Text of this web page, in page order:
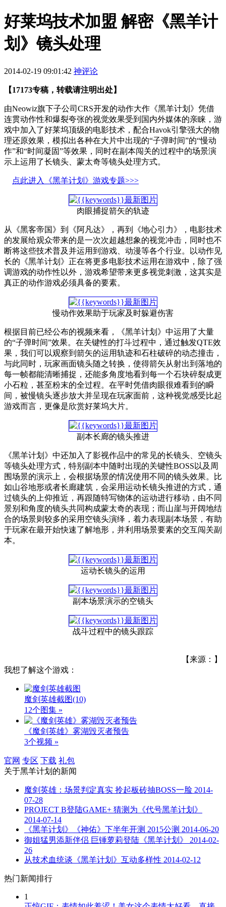
好莱坞技术加盟 解密《黑羊计
划》镜头处理
2014-02-19 09:01:42 神评论
【17173专稿，转载请注明出处】
由Neowiz旗下子公司CRS开发的动作大作《黑羊计划》凭借
连贯动作性和爆裂夸张的视觉效果受到国内外媒体的亲睐，游
戏中加入了好莱坞顶级的电影技术，配合Havok引擎强大的物
理还原效果，模拟出各种在大片中出现的“子弹时间”的“慢动
作”和“时间凝固”等效果，同时在副本闯关的过程中的场景演
示上运用了长镜头、蒙太奇等镜头处理方式。
点此进入《黑羊计划》游戏专题>>>
肉眼捕捉箭矢的轨迹
从《黑客帝国》到《阿凡达》，再到《地心引力》，电影技术
的发展给观众带来的是一次次超越想象的视觉冲击，同时也不
断将这些技术普及并运用到游戏、动漫等各个行业。以动作见
长的《黑羊计划》正在将更多电影技术运用在游戏中，除了强
调游戏的动作性以外，游戏希望带来更多视觉刺激，这其实是
真正的动作游戏必须具备的要素。
慢动作效果助于玩家及时躲避伤害
根据目前已经公布的视频来看，《黑羊计划》中运用了大量
的“子弹时间”效果。在关键性的打斗过程中，通过触发QTE效
果，我们可以观察到箭矢的运用轨迹和石柱破碎的动态撞击，
与此同时，玩家画面镜头随之转换，使得箭矢从射出到落地的
每一帧都能清晰捕捉，还能多角度地看到每一个石块碎裂成更
小石粒，甚至粉末的全过程。在平时凭借肉眼很难看到的瞬
间，被慢镜头逐步放大并呈现在玩家面前，这种视觉感受比起
游戏而言，更像是欣赏好莱坞大片。
副本长廊的镜头推进
《黑羊计划》中还加入了影视作品中的常见的长镜头、空镜头
等镜头处理方式，特别副本中随时出现的关键性BOSS以及周
围场景的演示上，会根据场景的情况使用不同的镜头效果。比
如山谷地形或者长廊建筑，会采用运动长镜头推进的方式，通
过镜头的上仰推近，再跟随特写物体的运动进行移动，由不同
景别和角度的镜头共同构成蒙太奇的表现；而山崖与开阔地结
合的场景则较多的采用空镜头演绎，着力表现副本场景，有助
于玩家在最开始快速了解地形，并利用场景要素的交互闯关副
本。
运动长镜头的运用
副本场景演示的空镜头
战斗过程中的镜头跟踪
【来源：】
我想了解这个游戏：
魔剑英雄截图(10)
12个图集 »
《魔剑英雄》雾湖毁灭者预告
3个视频 »
官网 专区 下载 礼包
关于黑羊计划 的新闻
魔剑英雄：场景判定真实 拎起板砖抽BOSS一脸 2014-
07-28
PROJECT B登陆GAME+ 猜测为《代号黑羊计划》
2014-07-14
《黑羊计划》《神佑》下半年开测 2015公测 2014-06-20
御姐猛男添新伴侣 巨锤萝莉登陆《黑羊计划》
2014-02-
26
从技术血统谈《黑羊计划》互动多样性 2014-02-12
热门新闻排行
1